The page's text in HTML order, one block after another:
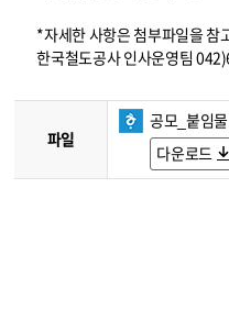
*자세한 사항은 첨부파일을 참
한국철도공사 인사운영팀
파일
공모_붙임
다운로드